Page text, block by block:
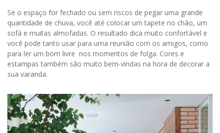
Se o espaço for fechado ou sem riscos de pegar uma grande
quantidade de chuva, você até colocar um tapete no chão, um
sofá e muitas almofadas. O resultado dica muito confortável e
você pode tanto usar para uma reunião com os amigos, como
para ler um bom livre nos momentos de folga. Cores e
estampas também são muito bem-vindas na hora de decorar a
sua varanda.